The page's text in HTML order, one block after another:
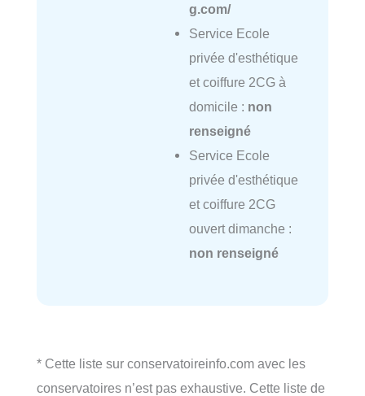
g.com/
Service Ecole
privée d'esthétique
et coiffure 2CG à
domicile : non
renseigné
Service Ecole
privée d'esthétique
et coiffure 2CG
ouvert dimanche :
non renseigné
* Cette liste sur conservatoireinfo.com avec les
conservatoires n’est pas exhaustive. Cette liste de